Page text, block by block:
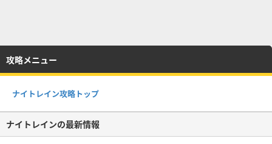
攻略メニュー
ナイトレイン攻略トップ
ナイトレインの最新情報